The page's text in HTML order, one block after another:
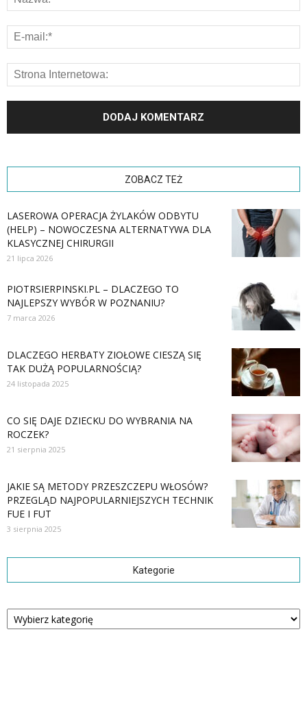
ZOBACZ TEŻ
LASEROWA OPERACJA ŻYLAKÓW ODBYTU
(HELP) – NOWOCZESNA ALTERNATYWA DLA
KLASYCZNEJ CHIRURGII
21 lipca 2026
PIOTRSIERPINSKI.PL – DLACZEGO TO
NAJLEPSZY WYBÓR W POZNANIU?
7 marca 2026
DLACZEGO HERBATY ZIOŁOWE CIESZĄ SIĘ
TAK DUŻĄ POPULARNOŚCIĄ?
24 listopada 2025
CO SIĘ DAJE DZIECKU DO WYBRANIA NA
ROCZEK?
21 sierpnia 2025
JAKIE SĄ METODY PRZESZCZEPU WŁOSÓW?
PRZEGLĄD NAJPOPULARNIEJSZYCH TECHNIK
FUE I FUT
3 sierpnia 2025
Kategorie
Kategorie